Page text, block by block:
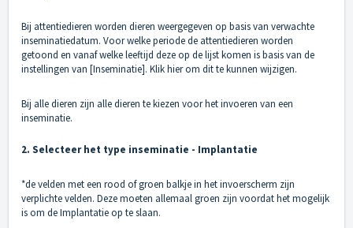
Bij attentiedieren worden dieren weergegeven op basis van verwachte
inseminatiedatum. Voor welke periode de attentiedieren worden
getoond en vanaf welke leeftijd deze op de lijst komen is basis van de
instellingen van [Inseminatie]. Klik hierom dit te kunnen wijzigen.
Bij alle dieren zijn alle dieren te kiezen voor het invoeren van een
inseminatie.
2. Selecteer het type inseminatie - Implantatie
*de velden met een rood of groen balkje in het invoerscherm zijn
verplichte velden. Deze moeten allemaal groen zijn voordat het mogelijk
is om de Implantatie op te slaan.